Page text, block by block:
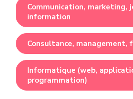
Communication, marketing,
information
Consultance, management,
Informatique (web,
programmation)